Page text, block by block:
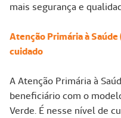
mais segurança e
Atenção Primária à
cuidado
A Atenção Primária à
beneficiário com o
Verde. É nesse nível de